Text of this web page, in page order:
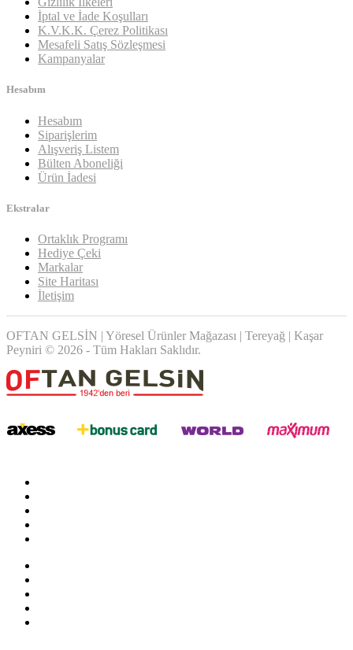
İptal ve İade Koşulları
K.V.K.K. Çerez Politikası
Mesafeli Satış Sözleşmesi
Kampanyalar
Hesabım
Hesabım
Siparişlerim
Alışveriş Listem
Bülten Aboneliği
Ürün İadesi
Ekstralar
Ortaklık Programı
Hediye Çeki
Markalar
Site Haritası
İletişim
OFTAN GELSİN | Yöresel Ürünler Mağazası | Tereyağ | Kaşar
Peyniri © 2026 - Tüm Hakları Saklıdır.